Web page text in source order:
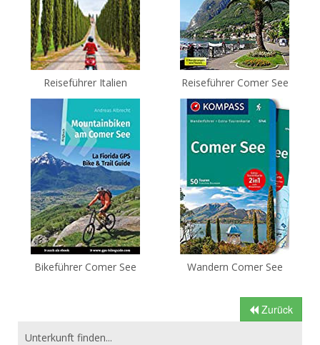
Reiseführer Italien Reiseführer Comer See
Bikeführer Comer See Wandern Comer See
Zurück
Unterkunft finden...